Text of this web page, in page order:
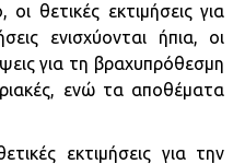
θετικές εκτιμήσεις για
ενισχύονται ήπια, οι
για τη βραχυπρόθεσμη
ενώ τα αποθέματα
εκτιμήσεις για την